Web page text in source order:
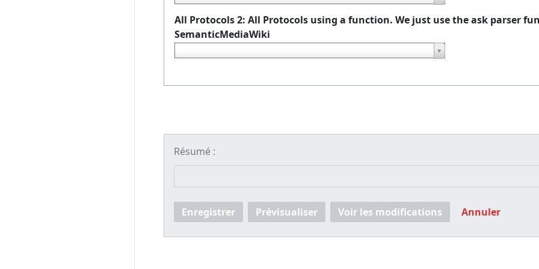
All Protocols 2: All Protocols using a function. We just use theask parser
SemanticMediaWiki
Résumé :
Enregistrer Prévisualiser Voir les modifications Annuler